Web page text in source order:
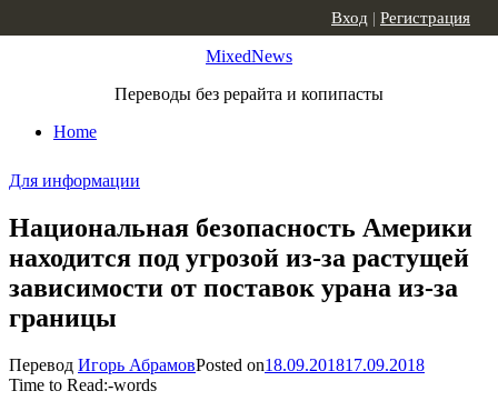
MixedNews
Переводы без рерайта и копипасты
Home
Вход | Регистрация
Для информации
Национальная безопасность Америки
находится под угрозой из-за растущей
зависимости от поставок урана из-за
границы
Перевод Игорь АбрамовPosted on18.09.201817.09.2018
Time to Read:-words